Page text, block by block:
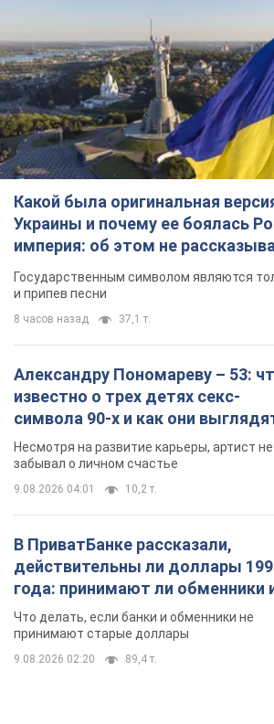
Какой была оригинальная
Украины и почему ее боялась
империя: об этом не
Государственным символом являются
и припев песни
8 часов назад 37,1 т.
Александру Пономареву – 53:
известно о трех детях секс-
символа 90-х и как они
Несмотря на развитие карьеры, артист не
забывал о личном счастье
9.08.2026 04:01 10,2 т.
В ПриватБанке рассказали,
действительны ли доллары
года: принимают ли обменники
банки такие купюры
Что делать, если банки и обменники не
принимают старые доллары
9.08.2026 02:20 89,4 т.